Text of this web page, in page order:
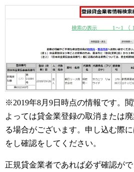
※2019年8月9日時点の情報です。
よっては貸金業登録の取消または
る場合がございます。申し込む際
をし確認をしてください。
正規貸金業者であれば必ず確認が